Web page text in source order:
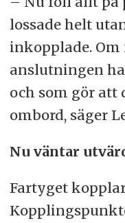
lossade helt
inkopplade.
anslutningen
och som gör
ombord, säger
Nu väntar
Fartyget